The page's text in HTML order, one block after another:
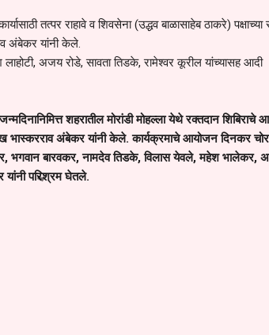
तत्पर राहावे व शिवसेना (उद्धव बाळासाहेब ठाकरे) पक्षाच्या
अंबेकर यांनी केले.
अजय रोडे, सावता तिडके, रामेश्वर कूरील यांच्यासह आदी
शहरातील मोरांडी मोहल्ला येथे रक्तदान शिबिराचे
भास्करराव अंबेकर यांनी केले. कार्यक्रमाचे आयोजन दिनकर
भगवान बारवकर, नामदेव तिडके, विलास येवले, महेश भालेकर,
यांनी परिश्रम घेतले.